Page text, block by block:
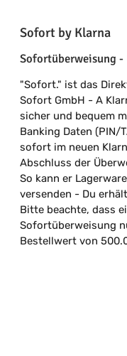
Sofort by Klarna
Sofortüberweisung -
"Sofort." ist das
Sofort GmbH - A
sicher und bequem
Banking Daten (PIN/
sofort im neuen
Abschluss der
So kann er
versenden - Du
Bitte beachte, dass
Sofortüberweisung
Bestellwert von